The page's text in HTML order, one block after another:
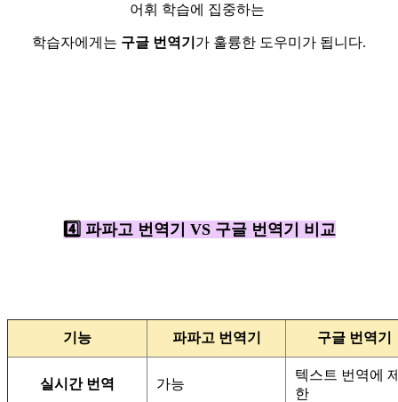
어휘 학습에 집중하는
학습자에게는 구글 번역기 가 훌륭한 도우미가 됩니다.
4️⃣ 파파고 번역기 VS 구글 번역기 비교
기능 파파고 번역기 구글 번역기
실시간 번역 가능
텍스트 번역에
한